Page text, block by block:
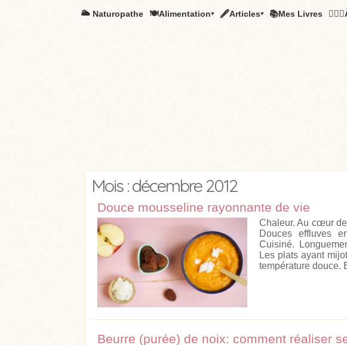
🌥️ Naturopathe 🍽Alimentation▾ 🖋Articles▾ 📚Mes Livres
Mois : décembre 2012
Douce mousseline rayonnante de vie
Chaleur. Au cœur
Douces effluves
Cuisiné.
Les plats ayant
température douce.
Beurre (purée) de noix: comment réaliser